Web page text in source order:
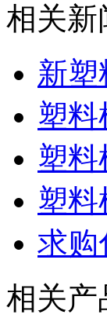
相关新
新塑
塑料
塑
塑料
求购
相关产